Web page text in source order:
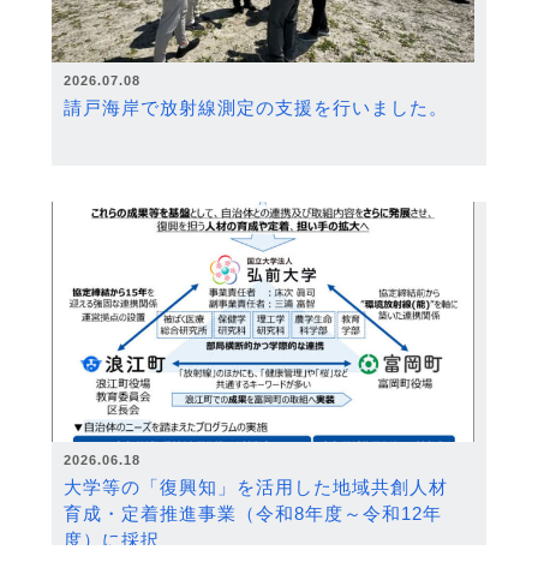
2026.07.08
請戸海岸で放射線測定の支援を行いました。
2026.06.18
大学等の「復興知」を活用した地域共創人材
育成・定着推進事業（令和8年度～令和12年
度）に採択